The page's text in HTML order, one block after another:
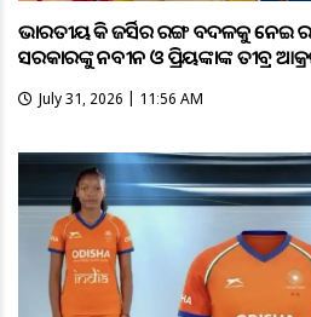
ଭାରତୀୟ ହକି ଜର୍ସିର ରଙ୍ଗ ବଦଳକୁ ନେଇ
ସରକାରଙ୍କୁ ନବୀନ ଓ ପ୍ରିୟଙ୍କାଙ୍କ ତୀବ୍ର
July 31, 2026 | 11:56 AM